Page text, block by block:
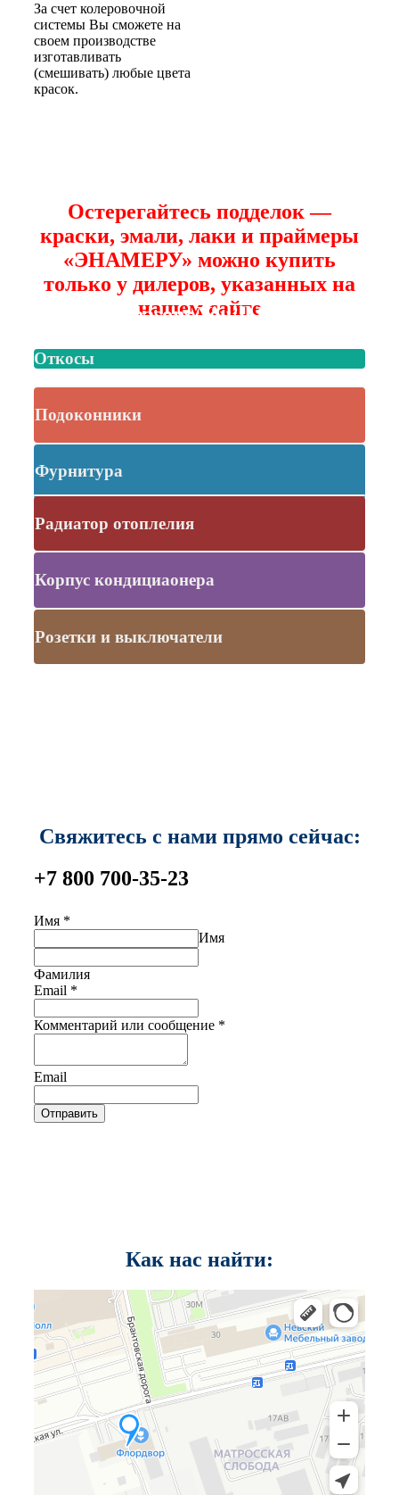
За счет колеровочной
системы Вы сможете на
своем производстве
изготавливать
(смешивать) любые цвета
красок.
Остерегайтесь подделок —
краски, эмали, лаки и праймеры
«ЭНАМЕРУ» можно купить
только у дилеров, указанных на
нашем сайте
The Reasons You’ll Love It
Откосы
Подоконники
Фурнитура
Радиатор отоплелия
Корпус кондициаонера
Розетки и выключатели
Свяжитесь с нами прямо сейчас:
+7 800 700-35-23
Имя *
Имя
Фамилия
Email *
Комментарий или сообщение *
Email
Отправить
Как нас найти: